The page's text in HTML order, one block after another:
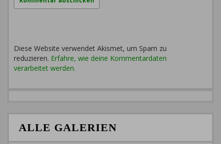
Diese Website verwendet Akismet, um Spam zu
reduzieren. Erfahre, wie deine Kommentardaten
verarbeitet werden.
ALLE GALERIEN